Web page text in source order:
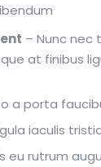
– Nunc nec
at finibus
a porta
iaculis
eu rutrum